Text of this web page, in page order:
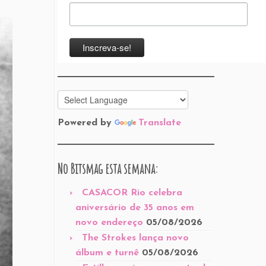
Powered by Translate
No Bitsmag esta semana:
CASACOR Rio celebra
aniversário de 35 anos em
novo endereço 05/08/2026
The Strokes lança novo
álbum e turnê 05/08/2026